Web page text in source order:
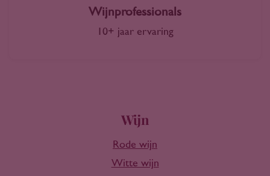
Wijnprofessionals
10+ jaar ervaring
Wijn
Rode wijn
Witte wijn